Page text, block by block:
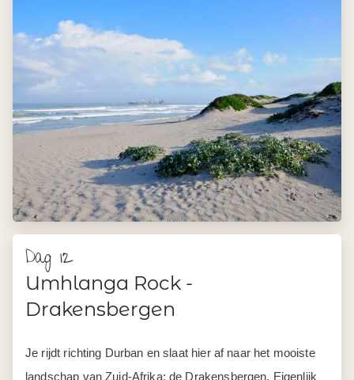
Dag 12
Umhlanga Rock -
Drakensbergen
Je rijdt richting Durban en slaat hier af naar het mooiste
landschap van Zuid-Afrika; de Drakensbergen. Eigenlijk